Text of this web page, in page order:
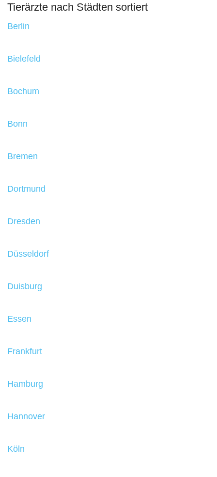
Tierärzte nach Städten sortiert
Berlin
Bielefeld
Bochum
Bonn
Bremen
Dortmund
Dresden
Düsseldorf
Duisburg
Essen
Frankfurt
Hamburg
Hannover
Köln